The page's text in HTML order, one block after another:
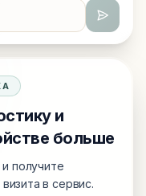
и
больше
и получите
в сервис.